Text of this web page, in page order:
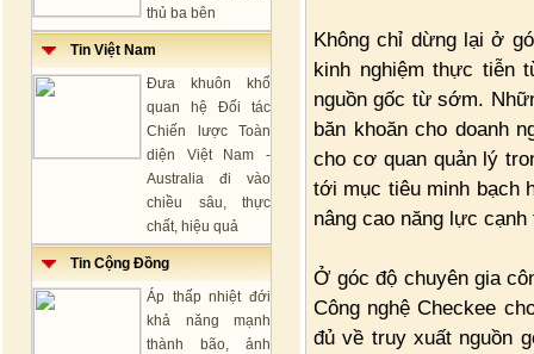
thủ ba bên
Tin Việt Nam
Đưa khuôn khổ
quan hệ Đối tác
Chiến lược Toàn
diện Việt Nam -
Australia đi vào
chiều sâu, thực
chất, hiệu quả
Tin Cộng Đồng
Áp thấp nhiệt đới
khả năng mạnh
thành bão, ảnh
Không chỉ dừng lại ở
kinh nghiệm thực tiễn
nguồn gốc từ sớm.
băn khoăn cho doanh
cho cơ quan quản lý
tới mục tiêu minh bạch
nâng cao năng lực
Ở góc độ chuyên gia
Công nghệ Checkee
đủ về truy xuất nguồn